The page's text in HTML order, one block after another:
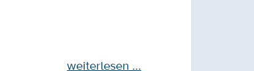
weiterlesen ...